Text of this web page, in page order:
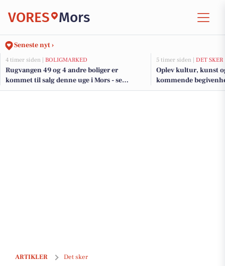
VORES Mors
Seneste nyt ›
4 timer siden | BOLIGMARKED
Rugvangen 49 og 4 andre boliger er
kommet til salg denne uge i Mors - se
boligerne her.
5 timer siden | DET SKER
Oplev kultur, kunst
kommende
ARTIKLER Det sker
Oplev Limfjorden: Aftenture med Næssundfærgen